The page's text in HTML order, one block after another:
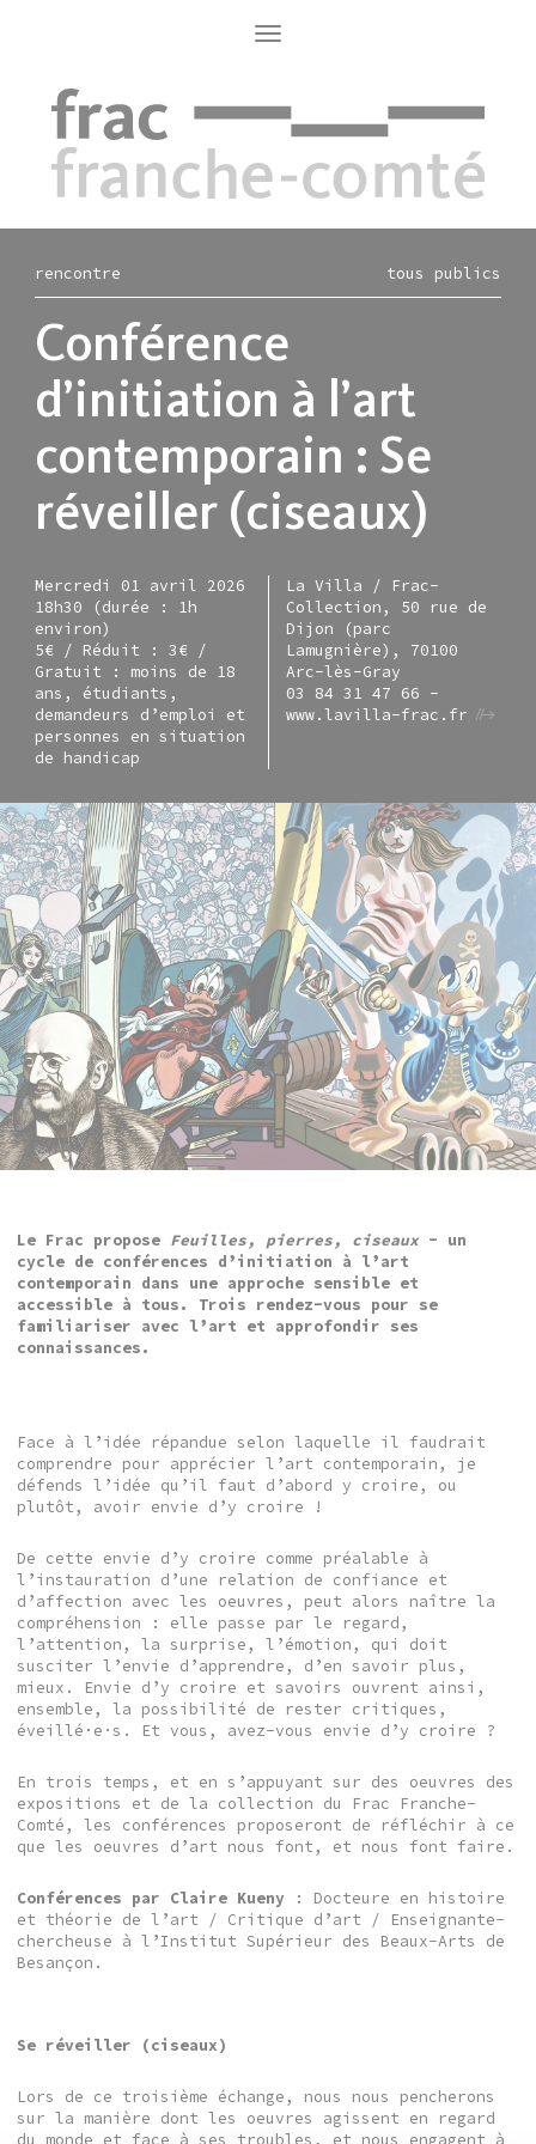
Toggle
navigation
rencontre tous publics
Conférence
d’initiation à l’art
contemporain : Se
réveiller (ciseaux)
Mercredi 01 avril 2026
18h30 (durée : 1h
environ)
5€ / Réduit : 3€ /
Gratuit : moins de 18
ans, étudiants,
demandeurs d’emploi et
personnes en situation
de handicap
La Villa / Frac-
Collection, 50 rue de
Dijon (parc
Lamugnière), 70100
Arc-lès-Gray
03 84 31 47 66 -
www.lavilla-frac.fr
Le Frac propose Feuilles, pierres, ciseaux- un
cycle de conférences d’initiation à l’art
contemporain dans une approche sensible et
accessible à tous. Trois rendez-vous pour se
familiariser avec l’art et approfondir ses
connaissances.
Face à l’idée répandue selon laquelle il faudrait
comprendre pour apprécier l’art contemporain, je
défends l’idée qu’il faut d’abord y croire, ou
plutôt, avoir envie d’y croire !
De cette envie d’y croire comme préalable à
l’instauration d’une relation de confiance et
d’affection avec les oeuvres, peut alors naître la
compréhension : elle passe par le regard,
l’attention, la surprise, l’émotion, qui doit
susciter l’envie d’apprendre, d’en savoir plus,
mieux. Envie d’y croire et savoirs ouvrent ainsi,
ensemble, la possibilité de rester critiques,
éveillé·e·s. Et vous, avez-vous envie d’y croire ?
En trois temps, et en s’appuyant sur des oeuvres des
expositions et de la collection du Frac Franche-
Comté, les conférences proposeront de réfléchir à ce
que les oeuvres d’art nous font, et nous font faire.
Conférences par Claire Kueny : Docteure en histoire
et théorie de l’art / Critique d’art / Enseignante-
chercheuse à l’Institut Supérieur des Beaux-Arts de
Besançon.
Se réveiller (ciseaux)
Lors de ce troisième échange, nous nous pencherons
sur la manière dont les oeuvres agissent en regard
du monde et face à ses troubles, et nous engagent à